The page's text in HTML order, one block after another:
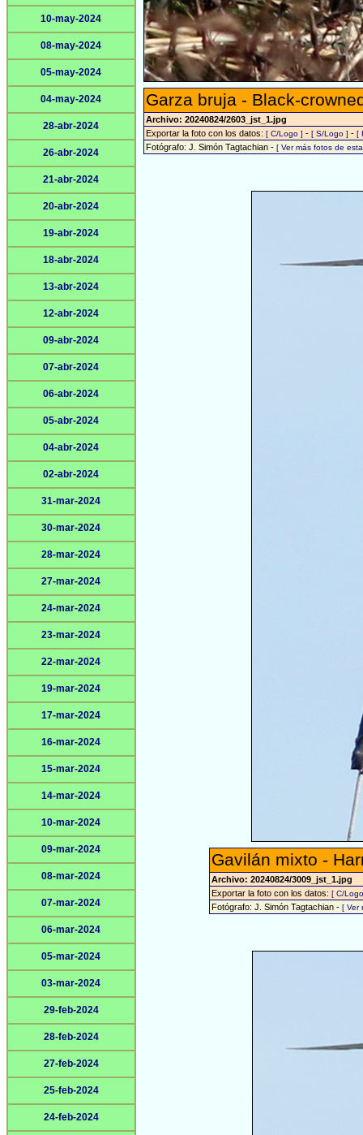
10-may-2024
08-may-2024
05-may-2024
04-may-2024
28-abr-2024
26-abr-2024
21-abr-2024
20-abr-2024
19-abr-2024
18-abr-2024
13-abr-2024
12-abr-2024
09-abr-2024
07-abr-2024
06-abr-2024
05-abr-2024
04-abr-2024
02-abr-2024
31-mar-2024
30-mar-2024
28-mar-2024
27-mar-2024
24-mar-2024
23-mar-2024
22-mar-2024
19-mar-2024
17-mar-2024
16-mar-2024
15-mar-2024
14-mar-2024
10-mar-2024
09-mar-2024
08-mar-2024
07-mar-2024
06-mar-2024
05-mar-2024
03-mar-2024
29-feb-2024
28-feb-2024
27-feb-2024
25-feb-2024
24-feb-2024
Garza bruja - Black-
Archivo: 20240824/2603_jst_1.jpg
Exportar la foto con los datos: [ C/Logo ] - [ S/Logo ] - [
Fotógrafo: J. Simón Tagtachian - [ Ver más fotos de
Gavilán mixto -
Archivo: 20240824/3009_jst_1.jpg
Exportar la foto con los datos: [ C/
Fotógrafo: J. Simón Tagtachian - [ Ver